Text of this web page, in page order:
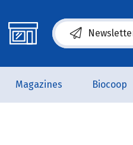
(s’ouvre dans
Magazines Biocoop